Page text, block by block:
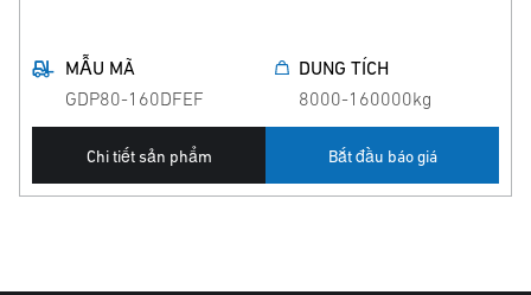
MẪU MÃ
GDP80-160DFEF
DUNG TÍCH
8000-160000kg
Chi tiết sản phẩm Bắt đầu báo giá